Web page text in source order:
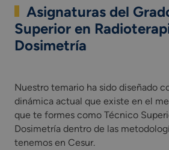
Asignaturas del
Superior en
Dosimetría
Nuestro temario ha sido diseñado
dinámica actual que existe en el
que te formes como Técnico
Dosimetría dentro de las
tenemos en Cesur.